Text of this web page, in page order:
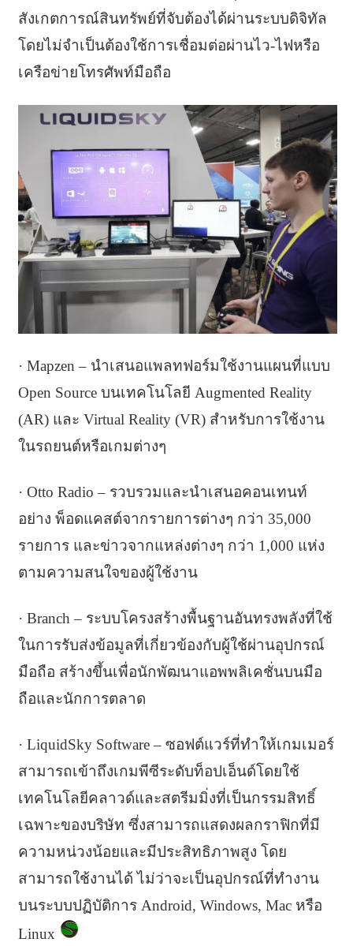
สังเกตการณ์สินทรัพย์ที่จับต้องได้ผ่านระบบดิจิทัล
โดยไม่จำเป็นต้องใช้การเชื่อมต่อผ่านไว-ไฟหรือ
เครือข่ายโทรศัพท์มือถือ
· Mapzen – นำเสนอแพลทฟอร์มใช้งานแผนที่แบบ
Open Source บนเทคโนโลยี Augmented Reality
(AR) และ Virtual Reality (VR) สำหรับการใช้งาน
ในรถยนต์หรือเกมต่างๆ
· Otto Radio – รวบรวมและนำเสนอคอนเทนท์
อย่าง พ็อดแคสต์จากรายการต่างๆ กว่า 35,000
รายการ และข่าวจากแหล่งต่างๆ กว่า 1,000 แห่ง
ตามความสนใจของผู้ใช้งาน
· Branch – ระบบโครงสร้างพื้นฐานอันทรงพลังที่ใช้
ในการรับส่งข้อมูลที่เกี่ยวข้องกับผู้ใช้ผ่านอุปกรณ์
มือถือ สร้างขึ้นเพื่อนักพัฒนาแอพพลิเคชั่นบนมือ
ถือและนักการตลาด
· LiquidSky Software – ซอฟต์แวร์ที่ทำให้เกมเมอร์
สามารถเข้าถึงเกมพีซีระดับท็อปเอ็นด์โดยใช้
เทคโนโลยีคลาวด์และสตรีมมิ่งที่เป็นกรรมสิทธิ์
เฉพาะของบริษัท ซึ่งสามารถแสดงผลกราฟิกที่มี
ความหน่วงน้อยและมีประสิทธิภาพสูง โดย
สามารถใช้งานได้ ไม่ว่าจะเป็นอุปกรณ์ที่ทำงาน
บนระบบปฏิบัติการ Android, Windows, Mac หรือ
Linux